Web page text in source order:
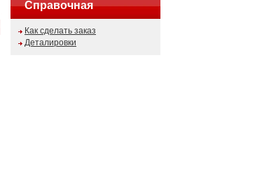
Справочная
Как сделать заказ
Деталировки